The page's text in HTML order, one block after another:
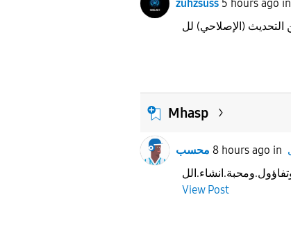
zuhzsuss 5 hours ago in
Mhasp
محسب 8 hours ago in
View Post